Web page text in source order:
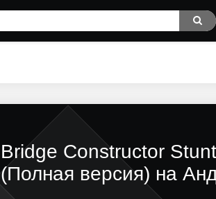
Bridge Constructor
(Полная версия) на